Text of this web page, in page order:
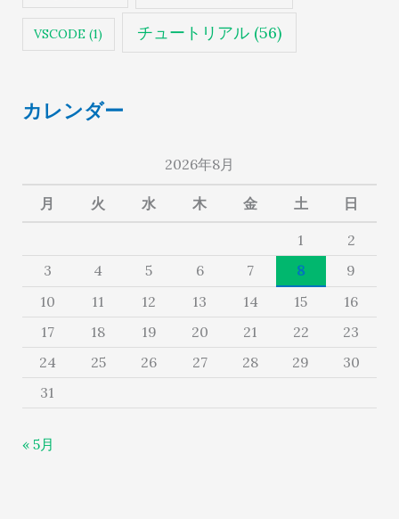
VSCODE (1) チュートリアル(56)
カレンダー
2026年8月
月 火 水 木 金 土 日
1
2
3
4 5 6 7 8
9
10
11 12 13 14 15
16
17
18 19 20 21 22
23
24
25 26 27 28 29
30
31
« 5月